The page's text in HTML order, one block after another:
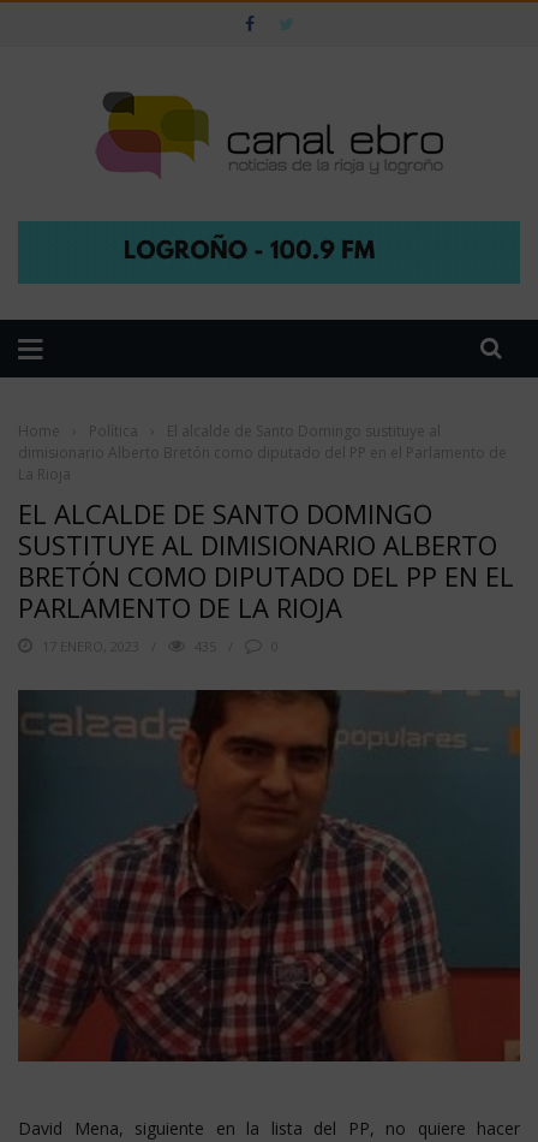
Home Política
El alcalde de Santo Domingo sustituye al
dimisionario Alberto Bretón como diputado del PP en el Parlamento de
La Rioja
EL ALCALDE DE SANTO DOMINGO
SUSTITUYE AL DIMISIONARIO ALBERTO
BRETÓN COMO DIPUTADO DEL PP EN EL
PARLAMENTO DE LA RIOJA
17 ENERO, 2023 435
David Mena, siguiente en la lista del PP, no quiere hacer